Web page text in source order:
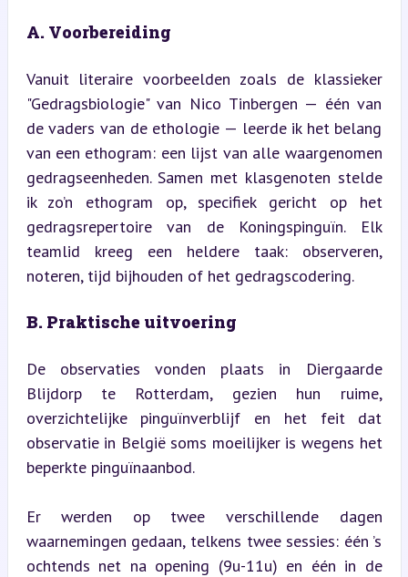
A. Voorbereiding
Vanuit literaire voorbeelden zoals de klassieker
"Gedragsbiologie" van Nico Tinbergen — één van
de vaders van de ethologie — leerde ik het belang
van een ethogram: een lijst van alle waargenomen
gedragseenheden. Samen met klasgenoten stelde
ik zo’n ethogram op, specifiek gericht op het
gedragsrepertoire van de Koningspinguïn. Elk
teamlid kreeg een heldere taak: observeren,
noteren, tijd bijhouden of het gedragscodering.
B. Praktische uitvoering
De observaties vonden plaats in Diergaarde
Blijdorp te Rotterdam, gezien hun ruime,
overzichtelijke pinguïnverblijf en het feit dat
observatie in België soms moeilijker is wegens het
beperkte pinguïnaanbod.
Er werden op twee verschillende dagen
waarnemingen gedaan, telkens twee sessies: één ’s
ochtends net na opening (9u-11u) en één in de